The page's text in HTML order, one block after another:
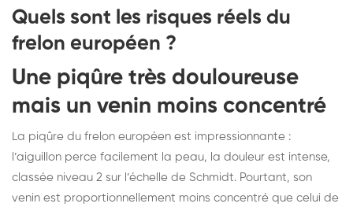
Quels sont les risques réels du
frelon européen ?
Une piqûre très douloureuse
mais un venin moins concentré
La piqûre du frelon européen est impressionnante :
l’aiguillon perce facilement la peau, la douleur est intense,
classée niveau 2 sur l’échelle de Schmidt. Pourtant, son
venin est proportionnellement moins concentré que celui de